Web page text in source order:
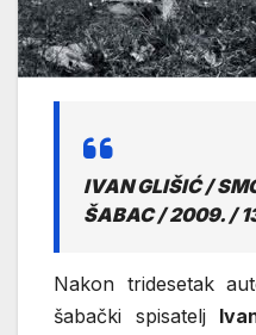
IVAN GLIŠIĆ /
ŠABAC / 2009. /
Nakon tridesetak
šabački spisatelj